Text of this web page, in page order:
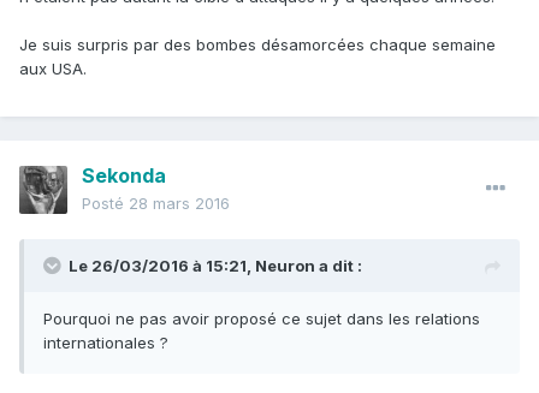
Je suis surpris par des bombes désamorcées chaque semaine
aux USA.
Sekonda
Posté 28 mars 2016
Le 26/03/2016 à 15:21, Neuron a dit :
Pourquoi ne pas avoir proposé ce sujet dans les relations
internationales ?